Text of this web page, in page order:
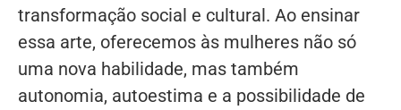
transformação social e cultural. Ao ensinar
essa arte, oferecemos às mulheres não só
uma nova habilidade, mas também
autonomia, autoestima e a possibilidade de